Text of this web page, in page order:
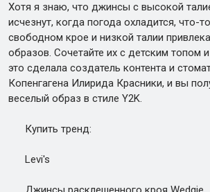
Хотя я знаю, что джинсы с высокой
исчезнут, когда погода охладится, что-
свободном крое и низкой талии
образов. Сочетайте их с детским топом
это сделала создатель контента и
Копенгагена Илирида Красники, и вы
веселый образ в стиле Y2K.
Купить тренд:
Levi's